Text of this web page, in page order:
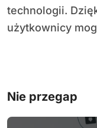
technologii.
użytkownicy
Nie przegap